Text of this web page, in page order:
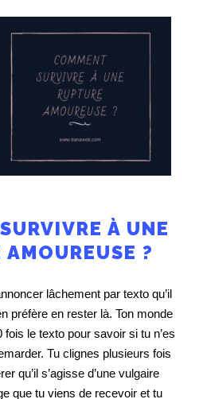
À UNE
AMOUREUSE ?
lâchement par texto qu’il
préfère en rester là. Ton monde
fois le texto pour savoir si tu n’es
Tu clignes plusieurs fois
qu’il s’agisse d’une vulgaire
que tu viens de recevoir et tu